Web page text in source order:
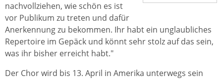
nachvollziehen, wie schön es ist
vor Publikum zu treten und dafür
Anerkennung zu bekommen. Ihr habt ein unglaubliches
Repertoire im Gepäck und könnt sehr stolz auf das sein,
was ihr bisher erreicht habt."
Der Chor wird bis 13. April in Amerika unterwegs sein